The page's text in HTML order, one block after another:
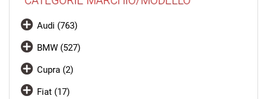
Audi (763)
BMW (527)
Cupra (2)
Fiat (17)